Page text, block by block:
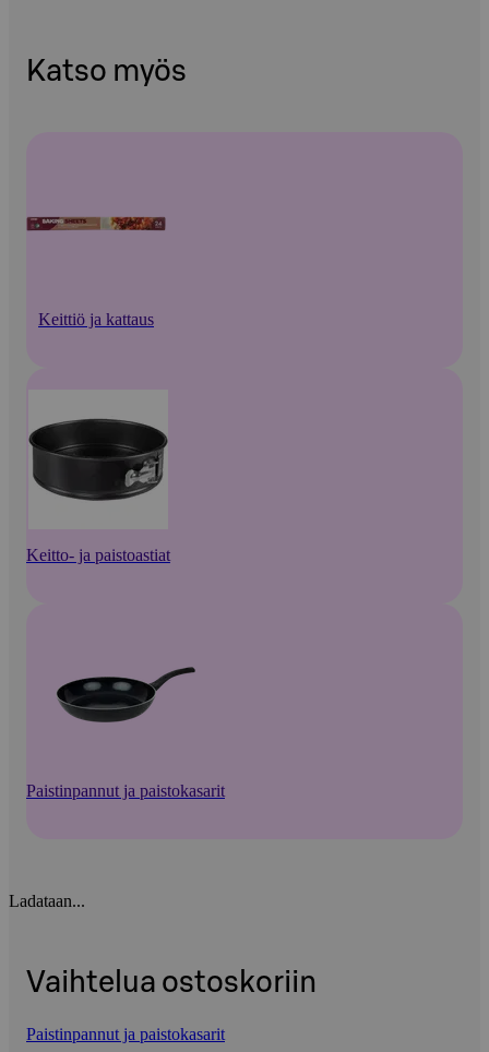
Katso myös
Keittiö ja kattaus
Keitto- ja paistoastiat
Paistinpannut ja paistokasarit
Ladataan...
Vaihtelua ostoskoriin
Paistinpannut ja paistokasarit